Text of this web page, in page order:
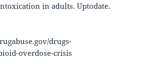
in adults. Uptodate.
drugs-
overdose-crisis